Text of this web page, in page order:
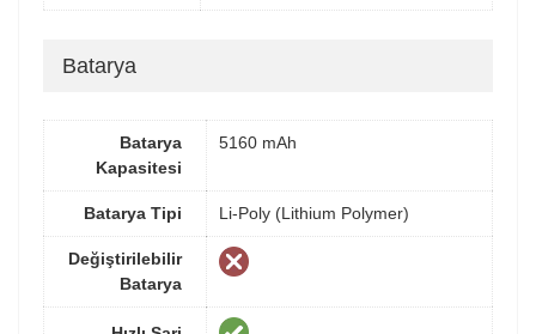
Batarya
Batarya
Kapasitesi
5160 mAh
Batarya Tipi Li-Poly (Lithium Polymer)
Değiştirilebilir
Batarya